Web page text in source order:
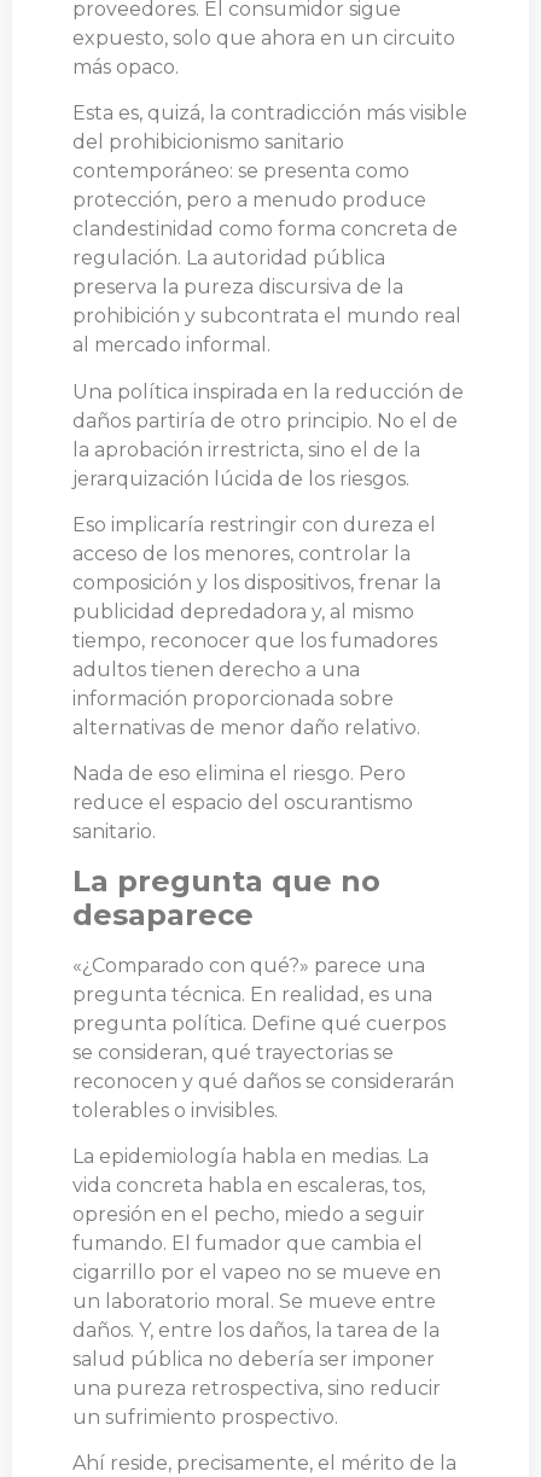
proveedores. El consumidor sigue
expuesto, solo que ahora en un circuito
más opaco.
Esta es, quizá, la contradicción más visible
del prohibicionismo sanitario
contemporáneo: se presenta como
protección, pero a menudo produce
clandestinidad como forma concreta de
regulación. La autoridad pública
preserva la pureza discursiva de la
prohibición y subcontrata el mundo real
al mercado informal.
Una política inspirada en la reducción de
daños partiría de otro principio. No el de
la aprobación irrestricta, sino el de la
jerarquización lúcida de los riesgos.
Eso implicaría restringir con dureza el
acceso de los menores, controlar la
composición y los dispositivos, frenar la
publicidad depredadora y, al mismo
tiempo, reconocer que los fumadores
adultos tienen derecho a una
información proporcionada sobre
alternativas de menor daño relativo.
Nada de eso elimina el riesgo. Pero
reduce el espacio del oscurantismo
sanitario.
La pregunta que no
desaparece
«¿Comparado con qué?» parece una
pregunta técnica. En realidad, es una
pregunta política. Define qué cuerpos
se consideran, qué trayectorias se
reconocen y qué daños se considerarán
tolerables o invisibles.
La epidemiología habla en medias. La
vida concreta habla en escaleras, tos,
opresión en el pecho, miedo a seguir
fumando. El fumador que cambia el
cigarrillo por el vapeo no se mueve en
un laboratorio moral. Se mueve entre
daños. Y, entre los daños, la tarea de la
salud pública no debería ser imponer
una pureza retrospectiva, sino reducir
un sufrimiento prospectivo.
Ahí reside, precisamente, el mérito de la